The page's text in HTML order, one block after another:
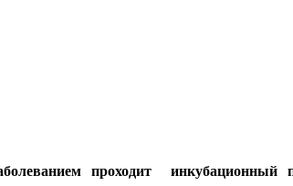
проходит